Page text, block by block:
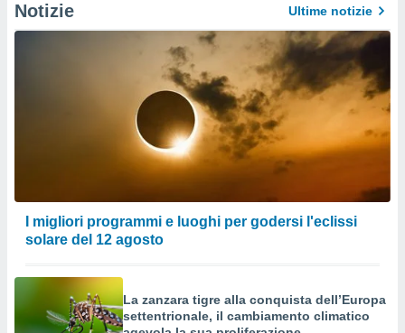
Notizie Ultime notizie
I migliori programmi e luoghi per godersi l'eclissi
solare del 12 agosto
La zanzara tigre alla conquista dell’Europa
settentrionale, il cambiamento climatico